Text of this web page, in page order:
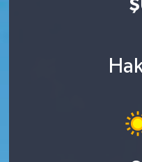
Son Dakika